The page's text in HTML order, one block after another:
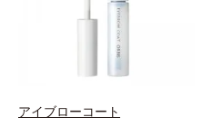
アイブローコート